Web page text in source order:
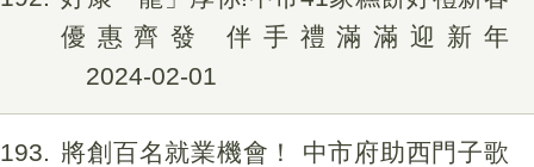
優惠齊發 伴手禮滿滿迎新年
2024-02-01
193
將創百名就業機會！ 中市府助西門子歌